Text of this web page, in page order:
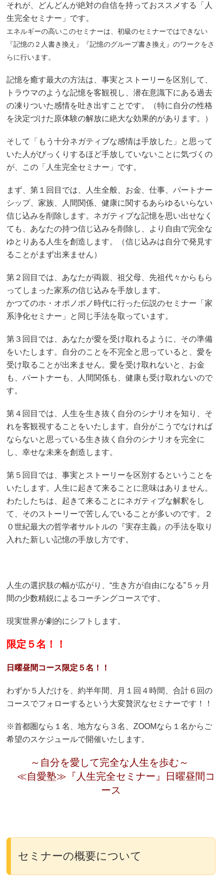
それが、どんどんが絶対の自信を持っておススメする「人
生完全セミナー」です。
エネルギーの高いこのセミナーは、初級のセミナーではできない
『記憶の２人書き換え』『記憶のグループ書き換え』のワークをさ
らに行います。
記憶を癒す最大の方法は、事実とストーリーを区別して、
トラウマのような記憶を客観視し、潜在意識下にある過去
の凍りついた感情を吐き出すことです。（特に自分の性格
を決定づけた原体験の解放に絶大な効果的があります。）
そして「もう十分ネガティブな感情は手放した」と思って
いた人がびっくりするほど手放していないことに気づくの
が、この「人生完全セミナー」です。
まず、第１回目では、人生全般、お金、仕事、パートナー
シップ、家族、人間関係、健康に関するあらゆるいらない
信じ込みを削除します。ネガティブな記憶を思い出せなく
ても、あなたの持つ信じ込みを削除し、より自由で完全な
ゆとりある人生を創造します。（信じ込みは自分で発見す
ることがまず出来ません）
第２回目では、あなたが両親、祖父母、先祖代々からもら
ってしまった家系の信じ込みを手放します。
かつてのホ・オポノポノ時代に行った伝説のセミナー「家
系浄化セミナー」と同じ手法を取っています。
第３回目では、あなたが愛を受け取れるように、その準備
をいたします。自分のことを不完全と思っていると、愛を
受け取ることが出来ません。愛を受け取れないと、お金
も、パートナーも、人間関係も、健康も受け取れないので
す。
第４回目では、人生を生き抜く自分のシナリオを知り、そ
れを客観視することをいたします。自分がこうでなければ
ならないと思っている生き抜く自分のシナリオを完全に
し、幸せな未来を創造します。
第５回目では、事実とストーリーを区別するということを
いたします。人生に起きて来ることに意味はありません。
わたしたちは、起きて来ることにネガティブな解釈をし
て、そのストーリーで苦しんでいることが多いのです。２
０世紀最大の哲学者サルトルの『実存主義』の手法を取り
入れた新しい記憶の手放し方です。
人生の選択肢の幅が広がり、“生き方が自由になる”５ヶ月
間の少数精鋭によるコーチングコースです。
現実世界が劇的にシフトします。
限定５名！！
日曜昼間コース限定５名！！
わずか５人だけを、約半年間、月１回４時間、合計６回の
コースでフォローするという大変贅沢なセミナーです！！
※首都圏なら１名、地方なら３名、ZOOMなら１名からご
希望のスケジュールで開催いたします。
～自分を愛して完全な人生を歩む～
≪自愛塾≫『人生完全セミナー』日曜昼間コ
ース
セミナーの概要について